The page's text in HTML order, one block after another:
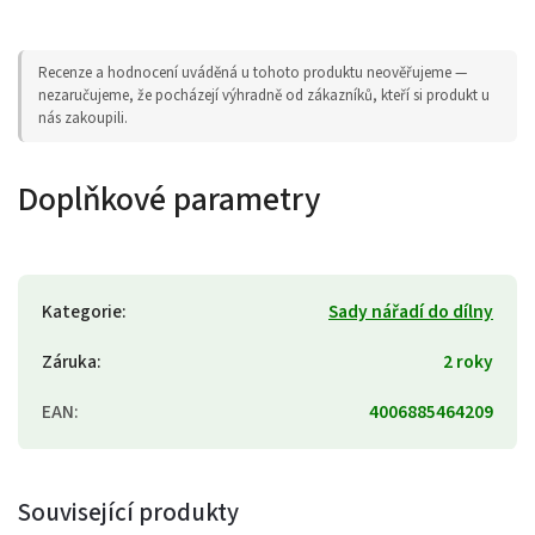
Recenze a hodnocení uváděná u tohoto produktu neověřujeme —
nezaručujeme, že pocházejí výhradně od zákazníků, kteří si produkt u
nás zakoupili.
Doplňkové parametry
Kategorie:
Sady nářadí do dílny
Záruka:
2 roky
EAN: 4006885464209
Související produkty